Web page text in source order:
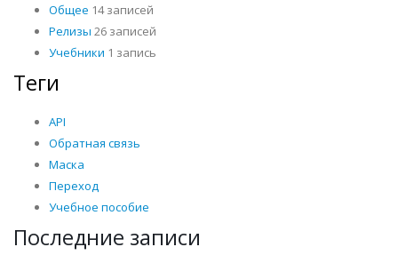
Общее 14 записей
Релизы 26 записей
Учебники 1 запись
Теги
API
Обратная связь
Маска
Переход
Учебное пособие
Последние записи